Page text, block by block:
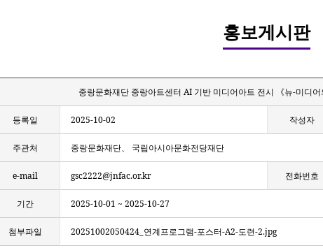
홍보게시판
중랑문화재단 중랑아트센터 AI 기반 미디어아트 전시 《뉴-미디
등록일 2025-10-02 작성자
주관처 중랑문화재단、 국립아시아문화전당재단
e-mail gsc2222@jnfac.or.kr 전화번호
기간 2025-10-01 ~ 2025-10-27
첨부파일 20251002050424_연계프로그램-포스터-A2-도련-2.jpg